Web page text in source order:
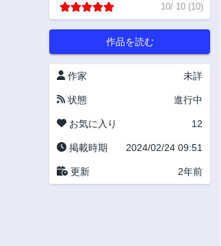
10/ 10 (10)
作品を読む
作家 未詳
状態 進行中
お気に入り 12
掲載時期 2024/02/24 09:51
更新 2年前